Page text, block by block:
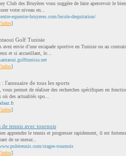
Club des Bruyères vous suggère de faire apercevoir le
votre niveau en...
equestre-bruyeres.com/lecole-dequitation/
]
Golf Tunisie
avez envie d’une escapade sportive en Tunisie ou au
et si accueillant, le...
]
: l'annuaire de tous les sports
vous permet de réaliser des recherches spécifiques en
où des actualités spo...
]
de tennis avec tournois
apprendre le tennis et progresser rapidement, il est
de se mesur...
stages-tournois
]